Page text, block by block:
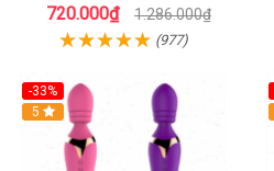
720.000₫ 1.286.000₫
(977)
-33%
Hot
5